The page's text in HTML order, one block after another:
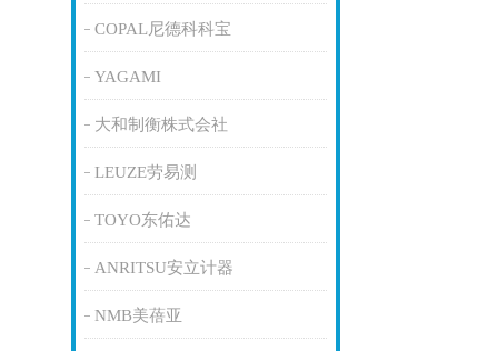
COPAL尼德科科宝
YAGAMI
大和制衡株式会社
LEUZE劳易测
TOYO东佑达
ANRITSU安立计器
NMB美蓓亚